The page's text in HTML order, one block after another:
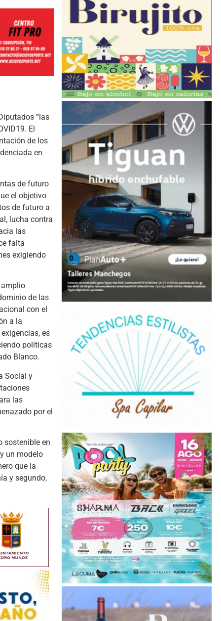
“las
El
de los
en
de futuro
el objetivo
de futuro a
lucha contra
las
falta
exigiendo
amplio
de las
con el
a la
es
políticas
Blanco.
Social y
las
por el
sostenible en
un modelo
que la
y segundo,